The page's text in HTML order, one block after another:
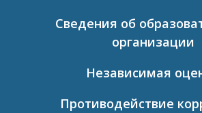
Сведения об
организации
Независимая
Противодействие